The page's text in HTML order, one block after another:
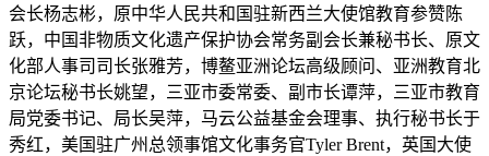
会长杨志彬，原中华人民共和国驻新西兰大使馆教育参赞陈
跃，中国非物质文化遗产保护协会常务副会长兼秘书长、原文
化部人事司司长张雅芳，博鳌亚洲论坛高级顾问、亚洲教育北
京论坛秘书长姚望，三亚市委常委、副市长谭萍，三亚市教育
局党委书记、局长吴萍，马云公益基金会理事、执行秘书长于
秀红，美国驻广州总领事馆文化事务官Tyler Brent，英国大使